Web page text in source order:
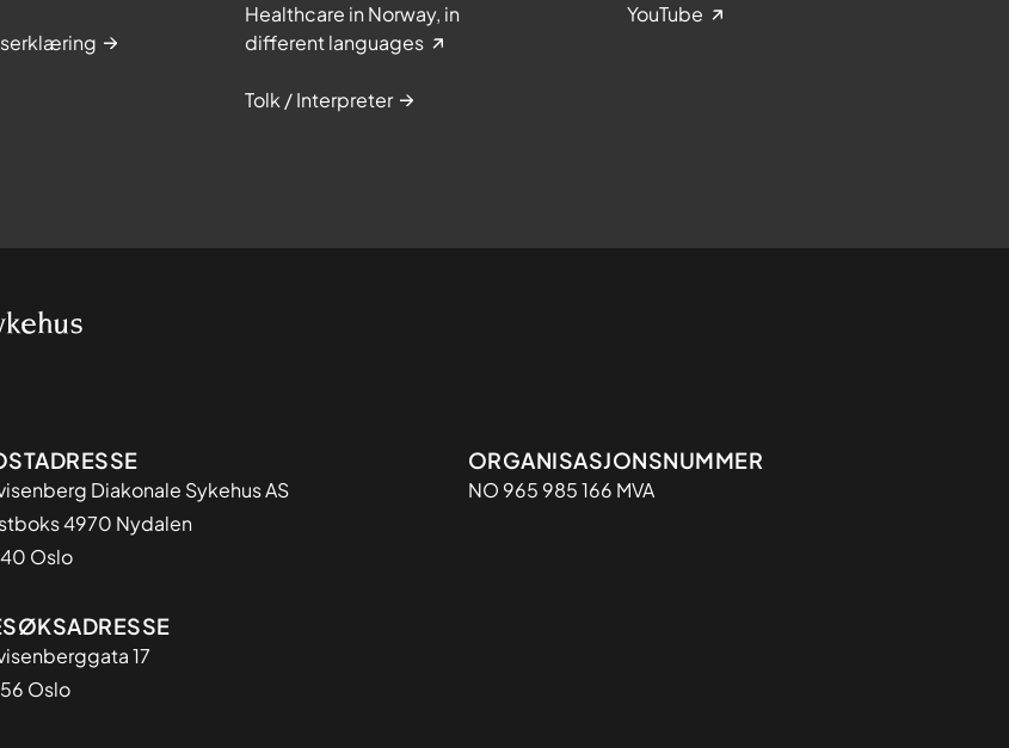
Healthcare in Norway, in
different languages
Tolk / Interpreter
YouTube
Diakonale Sykehus AS
4970 Nydalen
Oslo
17
Oslo
Organisasjon
ORGANISASJONSNUMMER
NO 965 985 166 MVA